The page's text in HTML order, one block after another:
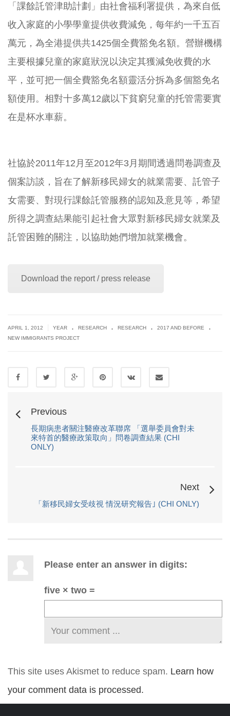
「課餘託管津助計劃」由社會福利署提供，為來自低
收入家庭的小學學童提供收費減免，每年約一千五百
萬元，為全港提供共1425個全費豁免名額。營辦機構
主要根據兒童的家庭狀況以決定其獲減免收費的水
平，並可把一個全費豁免名額靈活分拆為多個豁免名
額使用。相對十多萬12歲以下貧窮兒童的托管需要實
在是杯水車薪。
社協於2011年12 月至2012年3月期間透過問卷調查及
個案訪談，旨在了解新移民婦女的就業需要、託管子
女需要、對現行課餘託管服務的認知及意見等，希望
所得之調查結果能引起社會大眾對新移民婦女就業及
託管困難的關注，以協助她們增加就業機會。
Download the report / press release
APRIL 1, 2012 YEAR . RESEARCH . RESEARCH . 2017 AND BEFORE .
NEW IMMIGRANTS PROJECT
Previous
長期病患者關注醫療改革聯席 「選舉委員會對未
來特首的醫療政策取向」問卷調查結果 (CHI
ONLY)
Next
「新移民婦女受歧視 情況研究報告｣ (CHI ONLY)
Please enter an answer in digits:
five × two =
This site uses Akismet to reduce spam. Learn how
your comment data is processed.